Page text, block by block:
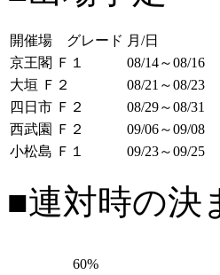
開催場 グレード 月/日
京王閣 Ｆ１
08/14～08/16
大垣 Ｆ２
08/21～08/23
四日市 Ｆ２
08/29～08/31
西武園 Ｆ２
09/06～09/08
小松島 Ｆ１
09/23～09/25
■連対時の決
60%